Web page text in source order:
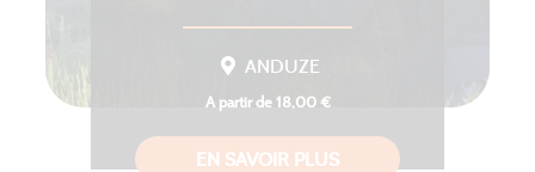
ANDUZE
A partir de 18,00 €
EN SAVOIR PLUS